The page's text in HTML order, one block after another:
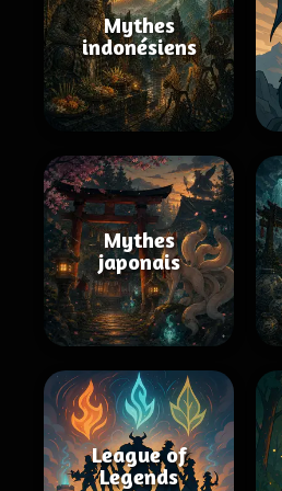
Mythes
indonésiens
Mythes
japonais
League of
Legends